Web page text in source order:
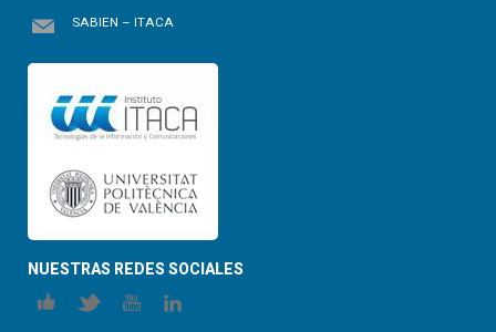
SABIEN – ITACA
NUESTRAS REDES SOCIALES